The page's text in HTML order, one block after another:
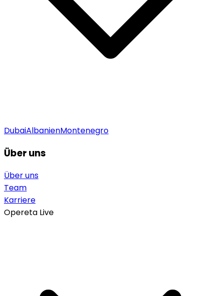
DubaiAlbanienMontenegro
Über uns
Über uns
Team
Karriere
Opereta Live